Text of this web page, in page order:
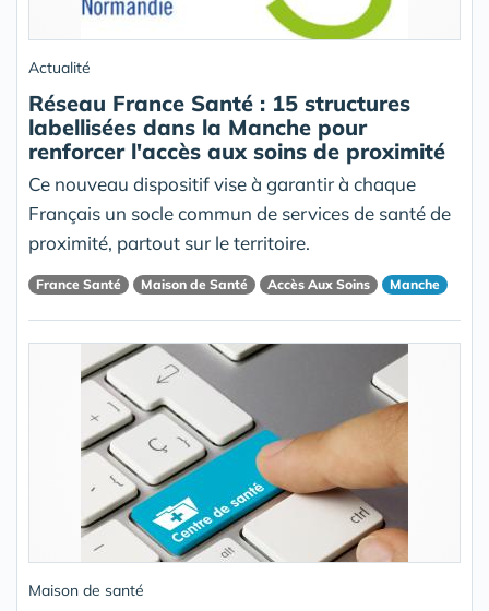
Actualité
Réseau France Santé : 15 structures
labellisées dans la Manche pour
renforcer l'accès aux soins de proximité
Ce nouveau dispositif vise à garantir à chaque
Français un socle commun de services de santé de
proximité, partout sur le territoire.
France Santé Maison de Santé Accès Aux Soins Manche
Maison de santé